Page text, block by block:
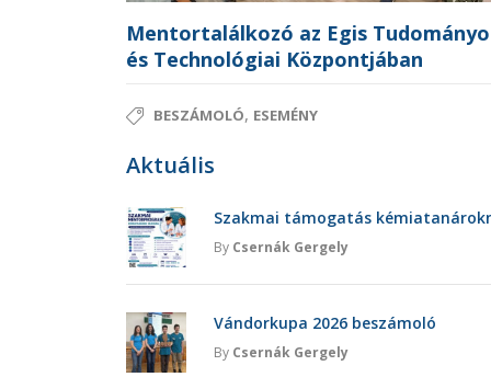
Mentortalálkozó az Egis
és Technológiai Központjában
BESZÁMOLÓ, ESEMÉNY
Aktuális
Szakmai támogatás
By Csernák Gergely
Vándorkupa 2026 beszámoló
By Csernák Gergely